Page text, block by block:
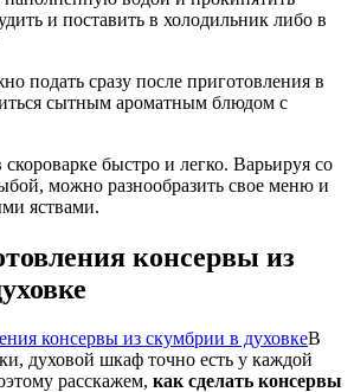
и поставить в холодильник либо в
подать сразу после приготовления в
сытным ароматным блюдом с
быстро и легко. Варьируя со
можно разнообразить свое меню и
яствами.
консервы из
В
духовой шкаф точно есть у каждой
расскажем, как сделать консервы